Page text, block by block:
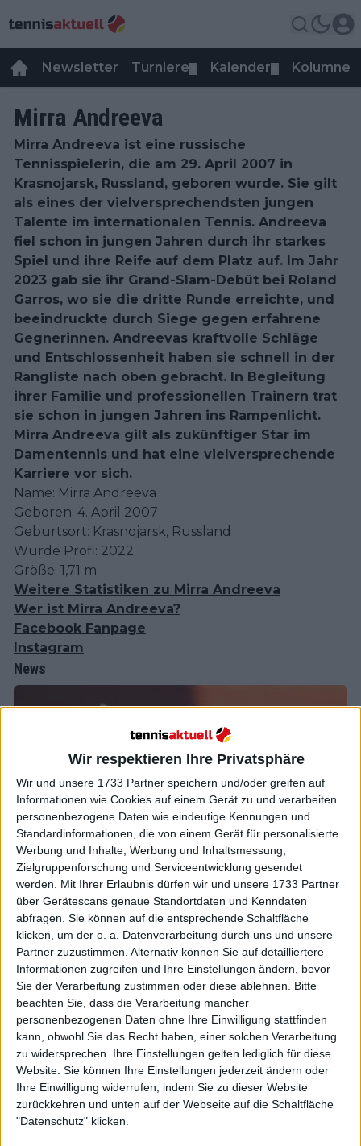
Wir respektieren Ihre Privatsphäre
Wir und unsere 1733 Partner speichern und/oder greifen auf
Informationen wie Cookies auf einem Gerät zu und verarbeiten
personenbezogene Daten wie eindeutige Kennungen und
Standardinformationen, die von einem Gerät für personalisierte
Werbung und Inhalte, Werbung und Inhaltsmessung,
Zielgruppenforschung und Serviceentwicklung gesendet
werden.
Mit Ihrer Erlaubnis dürfen wir und unsere 1733 Partner
über Gerätescans genaue Standortdaten und Kenndaten
abfragen. Sie können auf die entsprechende Schaltfläche
klicken, um der o. a. Datenverarbeitung durch uns und unsere
Partner zuzustimmen. Alternativ können Sie auf detailliertere
Informationen zugreifen und Ihre Einstellungen ändern, bevor
Sie der Verarbeitung zustimmen oder diese ablehnen.
Bitte
beachten Sie, dass die Verarbeitung mancher
personenbezogenen Daten ohne Ihre Einwilligung stattfinden
kann, obwohl Sie das Recht haben, einer solchen Verarbeitung
zu widersprechen. Ihre Einstellungen gelten lediglich für diese
Website. Sie können Ihre Einstellungen jederzeit ändern oder
Ihre Einwilligung widerrufen, indem Sie zu dieser Website
zurückkehren und unten auf der Webseite auf die Schaltfläche
"Datenschutz" klicken.
Newsletter Turniere Kalender Kolumnen
Mirra Andreeva
Mirra Andreeva ist eine russische
Tennisspielerin, die am 29. April 2007 in
Krasnojarsk, Russland, geboren wurde. Sie gilt
als eines der vielversprechendsten jungen
Talente im internationalen Tennis. Andreeva
fiel schon in jungen Jahren durch ihr starkes
Spiel und ihre Reife auf dem Platz auf. Im Jahr
2023 gab sie ihr Grand-Slam-Debüt bei Roland
Garros, wo sie die dritte Runde erreichte, und
beeindruckte durch Siege gegen erfahrene
Gegnerinnen. Andreevas kraftvolle Schläge
und Entschlossenheit haben sie schnell in der
Rangliste nach oben gebracht. In Begleitung
ihrer Familie und professionellen Trainern trat
sie schon in jungen Jahren ins Rampenlicht.
Mirra Andreeva gilt als zukünftiger Star im
Damentennis und hat eine vielversprechende
Karriere vor sich.
Name: Mirra Andreeva
Geboren: 4. April 2007
Geburtsort: Krasnojarsk, Russland
Wurde Profi: 2022
Größe: 1,71 m
Weitere Statistiken zu Mirra Andreeva
Wer ist Mirra Andreeva?
Facebook Fanpage
Instagram
News
WTA
„Wir werden Madrid und Rom gemeinsam spielen“:
Diana Shnaider bestätigt erneute Doppel-
Partnerschaft mit Mirra Andreeva
20 April 2026